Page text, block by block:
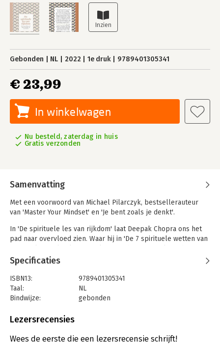
Gebonden NL 2022 1e druk 9789401305341
€ 23,99
In winkelwagen
Nu besteld, zaterdag in huis
Gratis verzonden
Samenvatting
Met een voorwoord van Michael Pilarczyk, bestsellerauteur
van 'Master Your Mindset' en 'Je bent zoals je denkt'.
In 'De spirituele les van rijkdom' laat Deepak Chopra ons het
pad naar overvloed zien. Waar hij in 'De 7 spirituele wetten van
succes, laat Chopra lezers in dit boek kennismaken met de
weg naar innerlijke vrede en vervulling. Hij helpt hen om hun
leven te transformeren door de focus te leggen op alle
mogelijkheden in het leven. Volgens Chopra leven wij vanuit
een mindset van tekort en beperkingen. We focussen niet op
níét hebben. 'De spirituele les van rijkdom' leert ons dat dat
het universum en de grenzeloze mogelijkheden van het leven.
Specificaties
ISBN13:
9789401305341
Taal:
NL
Bindwijze:
gebonden
Uitgever:
Verschijningsdatum:
4-5-2022
Lezersrecensies
Wees de eerste die een lezersrecensie schrijft!